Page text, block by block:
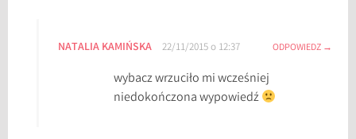
NATALIA KAMIŃSKA 22/11/2015 o 12:37 ODPOWIEDZ
wybacz wrzuciło mi wcześniej
niedokończona wypowiedź